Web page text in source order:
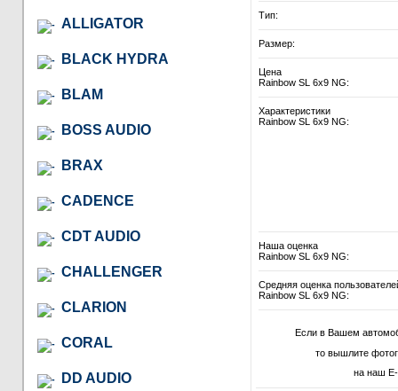
ALLIGATOR
BLACK HYDRA
BLAM
BOSS AUDIO
BRAX
CADENCE
CDT AUDIO
CHALLENGER
CLARION
CORAL
DD AUDIO
Тип:
Размер:
Цена
Rainbow SL 6x9 NG:
Характеристики
Rainbow SL 6x9 NG:
Наша оценка
Rainbow SL 6x9 NG:
Средняя оценка
Rainbow SL 6x9 NG:
Если в Вашем
то вышлите
на наш